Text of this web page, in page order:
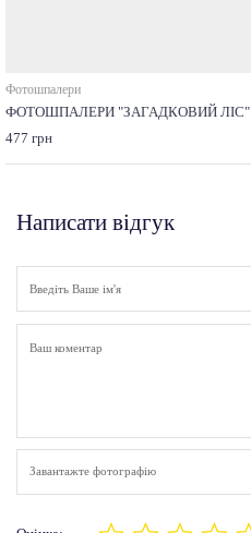
Фотошпалери
ФОТОШПАЛЕРИ "ЗАГАДКОВИЙ ЛІС"
477 грн
Написати відгук
Завантажте фотографію